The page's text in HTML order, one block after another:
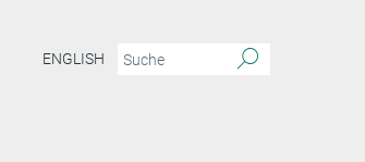
ENGLISH